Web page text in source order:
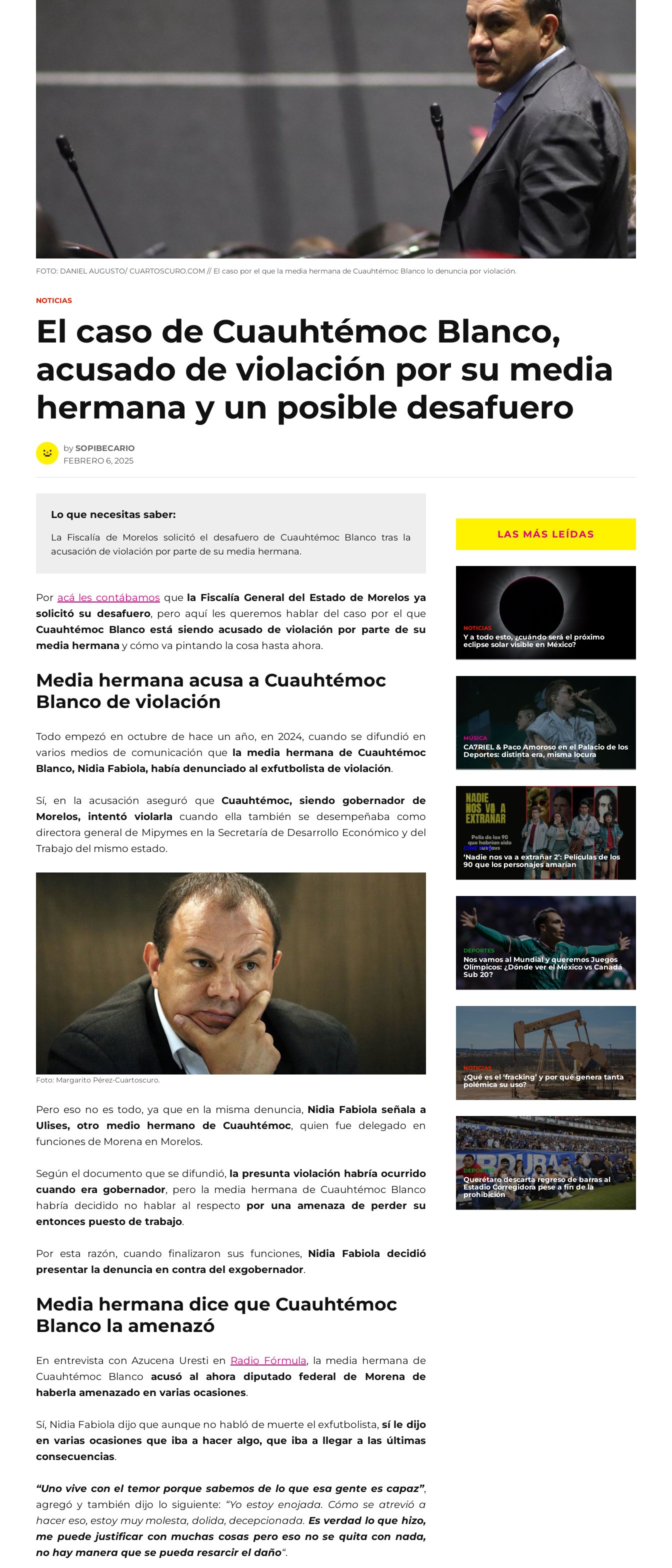
FOTO: DANIEL AUGUSTO/ CUARTOSCURO.COM // El caso por el que la media hermana de Cuauhtémoc Blanco lo denuncia por violación.
POSTED
NOTICIAS
El caso de Cuauhtémoc Blanco,
acusado de violación por su media
hermana y un posible desafuero
by SOPIBECARIO
FEBRERO 6, 2025
Lo que necesitas saber:
La Fiscalía de Morelos solicitó el desafuero de Cuauhtémoc Blanco tras la
acusación de violación por parte de su media hermana.
Por acá les contábamos que la Fiscalía General del Estado de Morelos ya
solicitó su desafuero, pero aquí les queremos hablar del caso por el que
Cuauhtémoc Blanco está siendo acusado de violación por parte de su
media hermana y cómo va pintando la cosa hasta ahora.
Media hermana acusa a Cuauhtémoc
Blanco de violación
Todo empezó en octubre de hace un año, en 2024, cuando se difundió en
varios medios de comunicación que la media hermana de Cuauhtémoc
Blanco, Nidia Fabiola, había denunciado al exfutbolista de violación.
Sí, en la acusación aseguró que Cuauhtémoc, siendo gobernador de
Morelos, intentó violarla cuando ella también se desempeñaba como
directora general de Mipymes en la Secretaría de Desarrollo Económico y del
Trabajo del mismo estado.
Foto: Margarito Pérez-Cuartoscuro.
Pero eso no es todo, ya que en la misma denuncia, Nidia Fabiola señala a
Ulises, otro medio hermano de Cuauhtémoc, quien fue delegado en
funciones de Morena en Morelos.
Según el documento que se difundió, la presunta violación habría ocurrido
cuando era gobernador, pero la media hermana de Cuauhtémoc Blanco
habría decidido no hablar al respecto por una amenaza de perder su
entonces puesto de trabajo.
Por esta razón, cuando finalizaron sus funciones, Nidia Fabiola decidió
presentar la denuncia en contra del exgobernador.
Media hermana dice que Cuauhtémoc
Blanco la amenazó
En entrevista con Azucena Uresti en Radio Fórmula, la media hermana de
Cuauhtémoc Blanco acusó al ahora diputado federal de Morena de
haberla amenazado en varias ocasiones.
Sí, Nidia Fabiola dijo que aunque no habló de muerte el exfutbolista, sí le dijo
en varias ocasiones que iba a hacer algo, que iba a llegar a las últimas
consecuencias.
“Uno vive con el temor porque sabemos de lo que esa gente es capaz”,
agregó y también dijo lo siguiente: “Yo estoy enojada. Cómo se atrevió a
hacer eso, estoy muy molesta, dolida, decepcionada. Es verdad lo que hizo,
me puede justificar con muchas cosas pero eso no se quita con nada,
no hay manera que se pueda resarcir el daño“.
LAS MÁS LEÍDAS
NOTICIAS
Y a todo esto, ¿cuándo será el próximo
eclipse solar visible en México?
MÚSICA
CA7RIEL & Paco Amoroso en el Palacio de los
Deportes: distinta era, misma locura
CINE Y TV
‘Nadie nos va a extrañar 2’: Películas de los
90 que los personajes amarían
DEPORTES
Nos vamos al Mundial y queremos Juegos
Olímpicos: ¿Dónde ver el México vs Canadá
Sub 20?
NOTICIAS
¿Qué es el ‘fracking’ y por qué genera tanta
polémica su uso?
DEPORTES
Querétaro descarta regreso de barras al
Estadio Corregidora pese a fin de la
prohibición